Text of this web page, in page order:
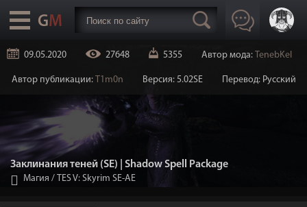
09.05.2020 27648 5355 Автор мода: TenebKel
Автор публикации: T1m0n Версия: 5.02SE Перевод: Русский
Заклинания теней (SE) | Shadow Spell Package
Магия / TES V: Skyrim SE-AE